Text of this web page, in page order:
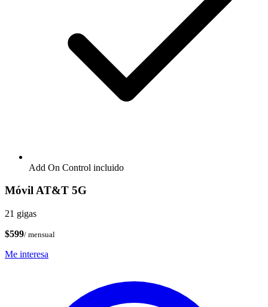
Add On Control incluido
Móvil AT&T 5G
21 gigas
$599/ mensual
Me interesa